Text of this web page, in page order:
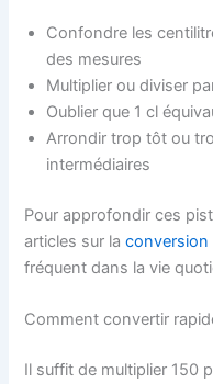
Confondre les
des mesures
Multiplier ou diviser
Oublier que 1 cl
Arrondir trop tôt ou
intermédiaires
Pour approfondir ces
articles sur laconversion
fréquent dans la vie
Comment convertir
Il suffit de multiplier 150